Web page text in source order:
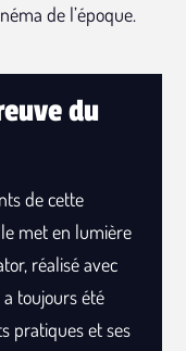
de l’époque.
du
de cette
met en lumière
réalisé avec
toujours été
pratiques et ses